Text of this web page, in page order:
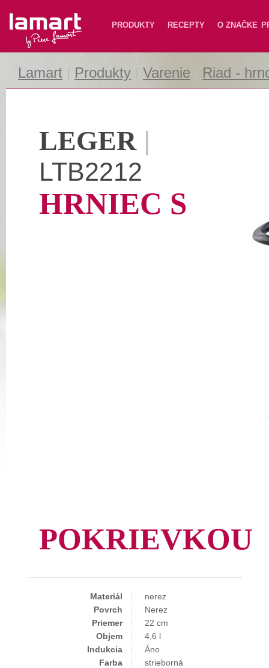
Lamart PRODUKTY RECEPTY O ZNAČKE
Lamart Produkty Varenie Riad -
LEGER|
LTB2212
HRNIEC S
POKRIEVKOU
Materiál
nerez
Povrch
Nerez
Priemer
22 cm
Objem
4,6 l
Indukcia
Áno
Farba
strieborná